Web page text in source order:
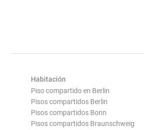
Habitación
Piso compartido en Berlin
Pisos compartidos Berlin
Pisos compartidos Bonn
Pisos compartidos Braunschweig